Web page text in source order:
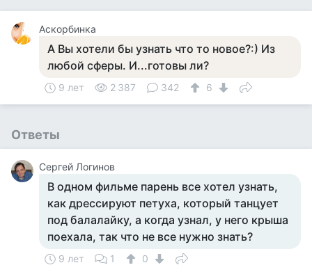
Аскорбинка
А Вы хотели бы узнать что то новое?:) Из
любой сферы. И...готовы ли?
9 лет 2 387 342 6
Ответы
Сергей Логинов
В одном фильме парень все хотел узнать,
как дрессируют петуха, который танцует
под балалайку, а когда узнал, у него крыша
поехала, так что не все нужно знать?
9 лет 1
0